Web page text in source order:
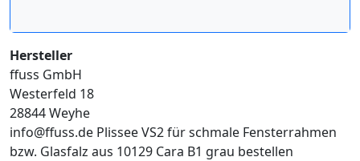
Hersteller
ffuss GmbH
Westerfeld 18
28844 Weyhe
info@ffuss.de Plissee VS2 für schmale Fensterrahmen
bzw. Glasfalz aus 10129 Cara B1 grau bestellen